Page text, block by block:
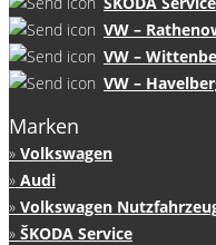
VW –
VW –
VW –
Marken
Volkswagen
Audi
Volkswagen
ŠKODA Service